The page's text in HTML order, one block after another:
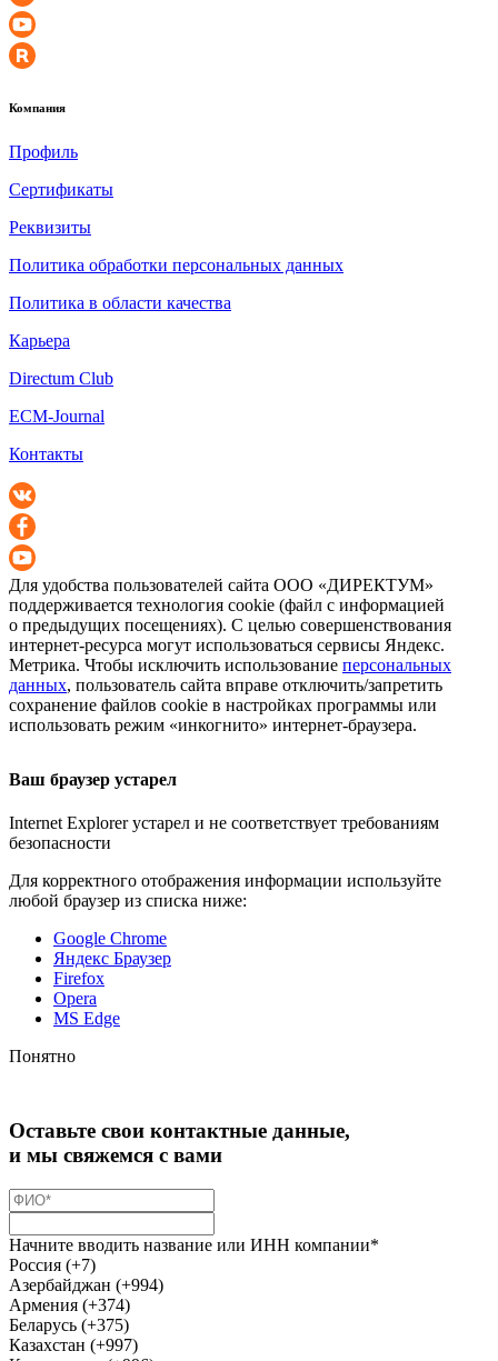
Компания
Профиль
Сертификаты
Реквизиты
Политика обработки персональных данных
Политика в области качества
Карьера
Directum Club
ECM-Journal
Контакты
Для удобства пользователей сайта ООО «ДИРЕКТУМ»
поддерживается технология cookie (файл с информацией
о предыдущих посещениях). С целью совершенствования
интернет-ресурса могут использоваться сервисы Яндекс.
Метрика. Чтобы исключить использование персональных
данных, пользователь сайта вправе отключить/запретить
сохранение файлов cookie в настройках программы или
использовать режим «инкогнито» интернет-браузера.
Ваш браузер устарел
Internet Explorer устарел и не соответствует требованиям
безопасности
Для корректного отображения информации используйте
любой браузер из списка ниже:
Google Chrome
Яндекс Браузер
Firefox
Opera
MS Edge
Понятно
Оставьте свои контактные данные,
и мы свяжемся с вами
Начните вводить название или ИНН компании*
Россия (+7)
Азербайджан (+994)
Армения (+374)
Беларусь (+375)
Казахстан (+997)